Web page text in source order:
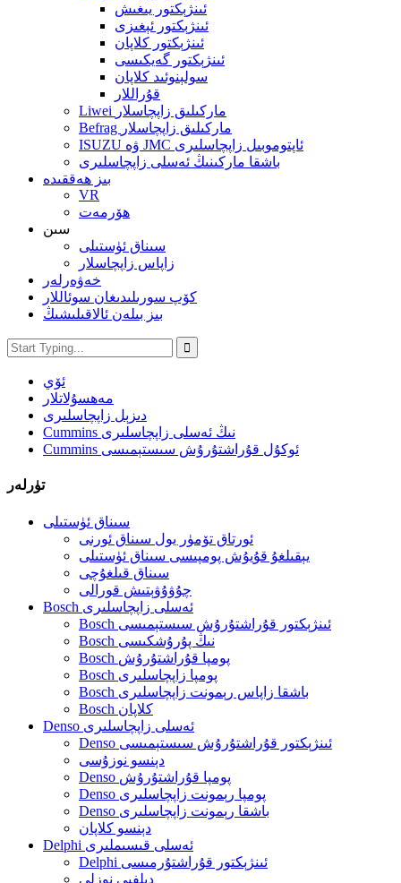
ئىنژېكتور يىغىش
ئىنژېكتور ئېغىزى
ئىنژېكتور كلاپان
ئىنژېكتور گەيكىسى
سولېنوئىد كلاپان
قۇراللار
Liwei ماركىلىق زاپچاسلار
Befrag ماركىلىق زاپچاسلار
ISUZU ۋە JMC ئاپتوموبىل زاپچاسلىرى
باشقا ماركىنىڭ ئەسلى زاپچاسلىرى
بىز ھەققىدە
VR
ھۆرمەت
سىن
سىناق ئۈستىلى
زاپاس زاپچاسلار
خەۋەرلەر
كۆپ سورىلىدىغان سوئاللار
بىز بىلەن ئالاقىلىشىڭ
ئۆي
مەھسۇلاتلار
دىزېل زاپچاسلىرى
Cummins نىڭ ئەسلى زاپچاسلىرى
Cummins ئوكۇل قۇراشتۇرۇش سىستېمىسى
تۈرلەر
سىناق ئۈستىلى
ئورتاق تۆمۈر يول سىناق ئورنى
يېقىلغۇ قۇيۇش پومپىسى سىناق ئۈستىلى
سىناق قىلغۇچى
چۇۋۇۋېتىش قورالى
Bosch ئەسلى زاپچاسلىرى
Bosch ئىنژېكتور قۇراشتۇرۇش سىستېمىسى
Bosch نىڭ پۇرۇشكىسى
Bosch پومپا قۇراشتۇرۇش
Bosch پومپا زاپچاسلىرى
Bosch باشقا زاپاس رېمونت زاپچاسلىرى
Bosch كلاپان
Denso ئەسلى زاپچاسلىرى
Denso ئىنژېكتور قۇراشتۇرۇش سىستېمىسى
دېنسو نوزۇسى
Denso پومپا قۇراشتۇرۇش
Denso پومپا رېمونت زاپچاسلىرى
Denso باشقا رېمونت زاپچاسلىرى
دېنسو كلاپان
Delphi ئەسلى قىسىملىرى
Delphi ئىنژېكتور قۇراشتۇرمىسى
دېلفىي نوزلى